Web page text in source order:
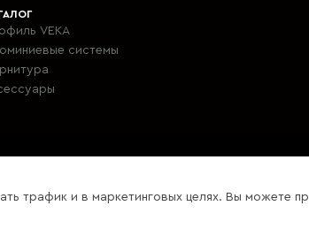
VEKA
системы
трафик и в маркетинговых целях. Вы можете